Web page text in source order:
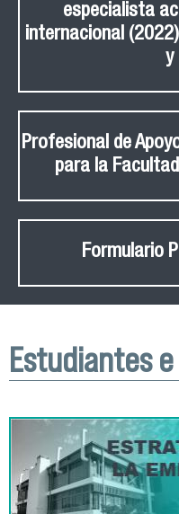
especialista
internacional
y
Profesional de
para la
Formulario
Estudiantes